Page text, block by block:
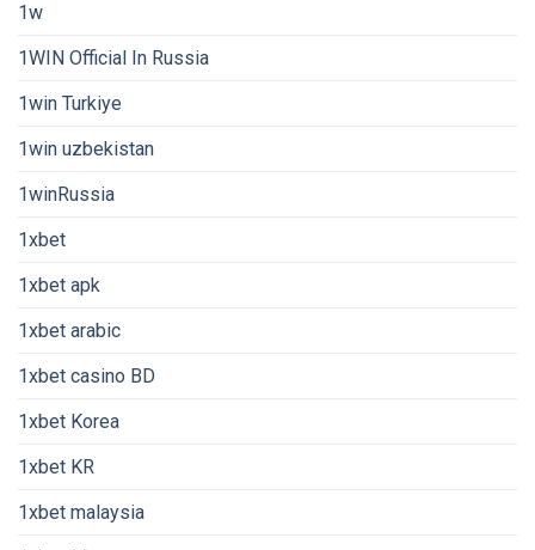
1w
1WIN Official In Russia
1win Turkiye
1win uzbekistan
1winRussia
1xbet
1xbet apk
1xbet arabic
1xbet casino BD
1xbet Korea
1xbet KR
1xbet malaysia